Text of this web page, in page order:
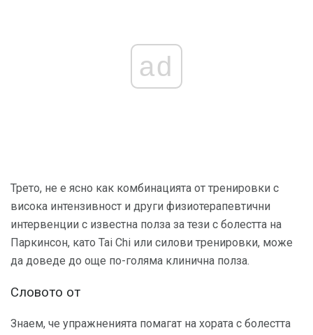
ad
Трето, не е ясно как комбинацията от тренировки с
висока интензивност и други физиотерапевтични
интервенции с известна полза за тези с болестта на
Паркинсон, като Tai Chi или силови тренировки, може
да доведе до още по-голяма клинична полза.
Словото от
Знаем, че упражненията помагат на хората с болестта